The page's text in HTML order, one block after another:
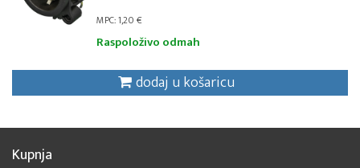
MPC: 1,20 €
Raspoloživo odmah
dodaj u košaricu
Kupnja